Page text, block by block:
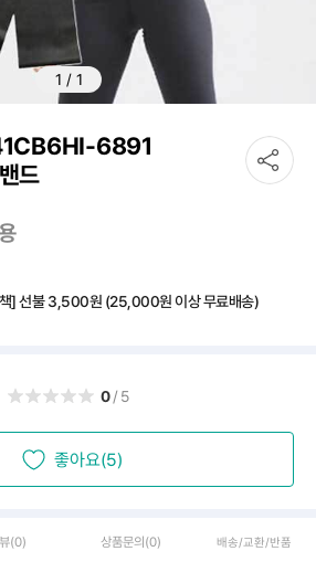
1 / 1
6891
드
] 선불 3,500원 (25,000원 이상 무료배송)
0/5
좋아요(5)
(0) 상품문의 (0) 배송/교환/반품